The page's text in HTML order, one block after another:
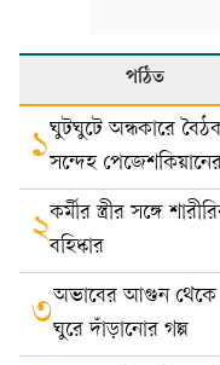
পঠিত
১ঘুটঘুটে অন্ধকারে
সন্দেহ
২কর্মীর স্ত্রীর সঙ্গে
বহিষ্কার
৩অভাবের আগুন থেকে
ঘুরে দাঁড়ানোর গল্প